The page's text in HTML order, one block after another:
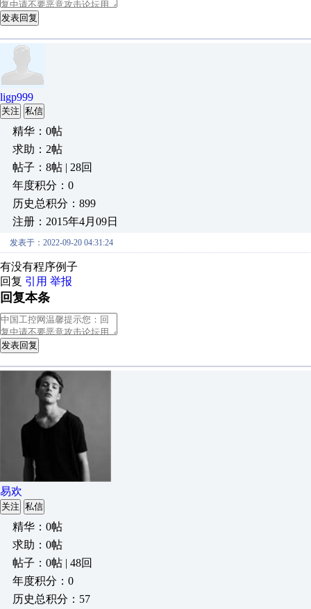
发表回复
ligp999
关注 私信
精华：0帖
求助：2帖
帖子：8帖 | 28回
年度积分：0
历史总积分：899
注册：2015年4月09日
发表于：2022-09-20 04:31:24
有没有程序例子
回复 引用 举报
回复本条
发表回复
易欢
关注 私信
精华：0帖
求助：0帖
帖子：0帖 | 48回
年度积分：0
历史总积分：57